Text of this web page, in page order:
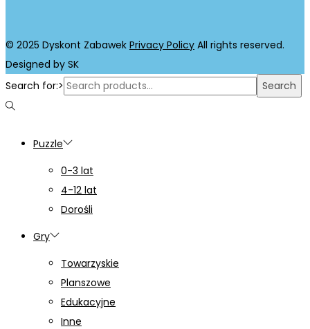
© 2025 Dyskont Zabawek Privacy Policy All rights reserved.
Designed by SK
Search for:>
Search
Puzzle
0-3 lat
4-12 lat
Dorośli
Gry
Towarzyskie
Planszowe
Edukacyjne
Inne